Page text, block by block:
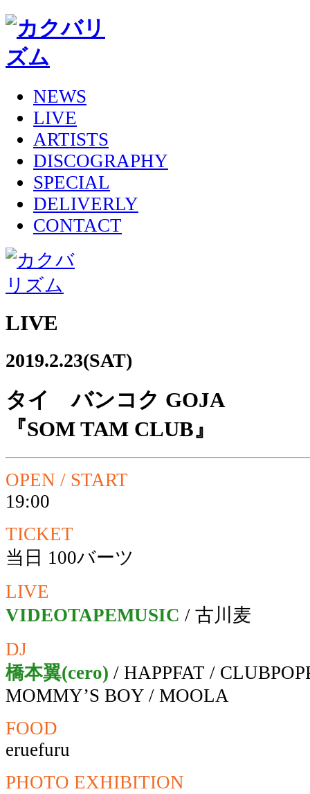
NEWS
LIVE
ARTISTS
DISCOGRAPHY
SPECIAL
DELIVERLY
CONTACT
LIVE
2019.2.23(SAT)
タイ バンコク GOJA
『SOM TAM CLUB』
OPEN / START
19:00
TICKET
当日 100バーツ
LIVE
VIDEOTAPEMUSIC / 古川麦
DJ
橋本翼(cero) / HAPPFAT /
MOMMY’S BOY / MOOLA
FOOD
eruefuru
PHOTO EXHIBITION